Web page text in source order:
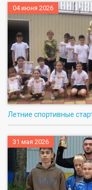
04 июня 2026
Летние спортивные
31 мая 2026